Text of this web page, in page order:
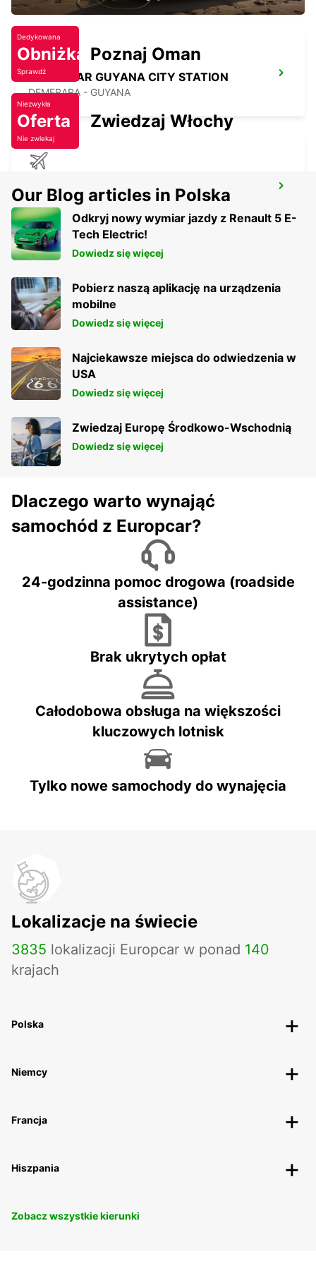
EUROPCAR GUYANA CITY STATION
DEMERARA - GUYANA
AIRPORT
EAST BANK DEMERARA - GUYANA
Dedykowana
Obniżka
Sprawdź
Poznaj Oman
Niezwykła
Oferta
Nie zwlekaj
Zwiedzaj Włochy
Our Blog articles in Polska
Odkryj nowy wymiar jazdy z Renault 5 E-
Tech Electric!
Dowiedz się więcej
Pobierz naszą aplikację na urządzenia
mobilne
Dowiedz się więcej
Najciekawsze miejsca do odwiedzenia w
USA
Dowiedz się więcej
Zwiedzaj Europę Środkowo-Wschodnią
Dowiedz się więcej
Dlaczego warto wynająć
samochód z Europcar?
24-godzinna pomoc drogowa (roadside
assistance)
Brak ukrytych opłat
Całodobowa obsługa na większości
kluczowych lotnisk
Tylko nowe samochody do wynajęcia
Lokalizacje na świecie
3835 lokalizacji Europcar w ponad 140
krajach
Polska
Niemcy
Francja
Hiszpania
Zobacz wszystkie kierunki